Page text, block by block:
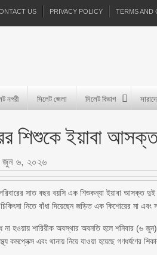
US PRIVACY POLICY TERMS AND
নগরী সিলেট জেলা সিলেট বিভাগ
শিশুকে ইয়াবা
জুন ৬, ২০২৬
সাত বছর বয়সি এক শিশুকন্যা ইয়াবা আসক্ত
নিতে বাঁধা দিয়েছেন জড়িত এক কিশোরের মা
না হওয়ায় শারিরীক অবস্থার অবনতি হলে শনিবার (৬
কমপ্লেক্স এবং থানায় নিয়ে যাওয়া হয়েছে গণধর্ষণের